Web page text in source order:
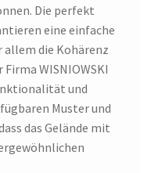
Die perfekt
eine einfache
allem die Kohärenz
WISNIOWSKI
und
Muster und
das Gelände mit